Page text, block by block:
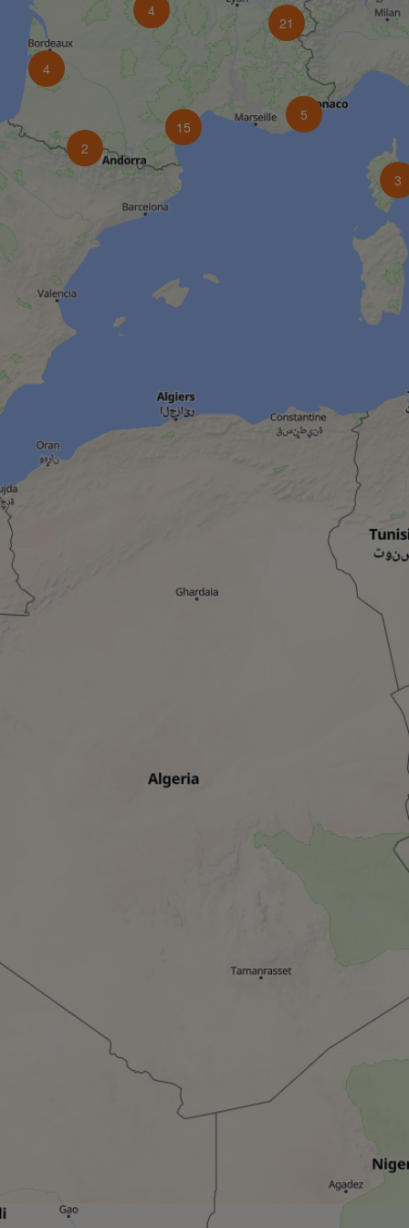
3
15
4
4
21
5
2